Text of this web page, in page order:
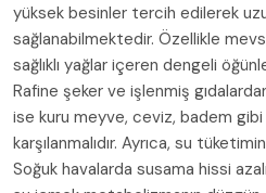
yüksek besinler tercih edilerek
sağlanabilmektedir. Özellikle
sağlıklı yağlar içeren dengeli
Rafine şeker ve işlenmiş gıdalardan
ise kuru meyve, ceviz, badem gibi
karşılanmalıdır. Ayrıca, su
Soğuk havalarda susama hissi